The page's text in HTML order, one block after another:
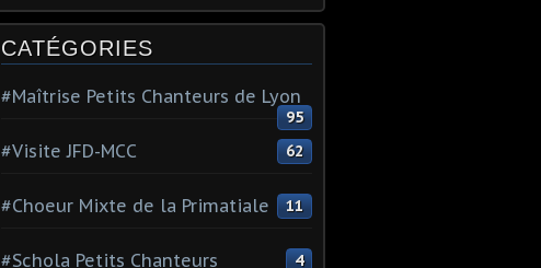
CATÉGORIES
#Maîtrise Petits Chanteurs de Lyon
95
#Visite JFD-MCC 62
#Choeur Mixte de la Primatiale 11
#Schola Petits Chanteurs 4